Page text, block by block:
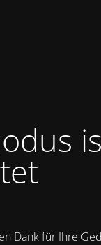
Dank für Ihre